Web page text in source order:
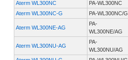
Aterm WL300NC
PA-WL300NC
Aterm WL300NC-G
PA-WL300NC/G
Aterm WL300NE-AG
PA-
WL300NE/AG
Aterm WL300NU-AG
PA-
WL300NU/AG